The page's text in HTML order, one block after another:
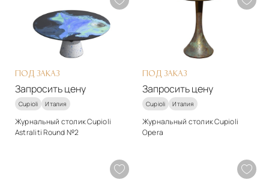
Гипс
Подробнее
Запросить цену
Материалы
Подробнее
Запросить цену
ПОД ЗАКАЗ
Запросить цену
Cupioli Италия
Журнальный столик Cupioli
Astraliti Round №2
ПОД ЗАКАЗ
Запросить цену
Cupioli Италия
Журнальный столик Cupioli
Opera